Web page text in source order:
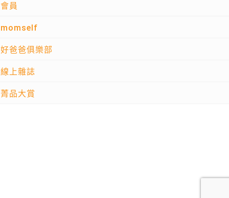
會員
momself
好爸爸俱樂部
線上雜誌
菁品大賞